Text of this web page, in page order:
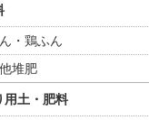
・鶏ふん
堆肥
用土・肥料